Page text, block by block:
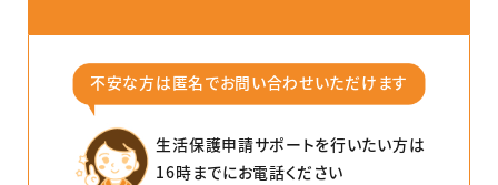
不安な⽅は匿名でお問い合わせいただけます
⽣活保護申請サポートを⾏いたい⽅は
16時までにお電話ください